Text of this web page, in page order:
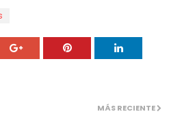
MÁS RECIENTE